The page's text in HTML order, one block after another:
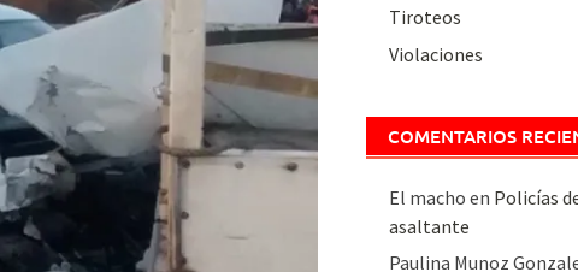
Tiroteos
Violaciones
COMENTARIOS
El macho en Policías
asaltante
Paulina Munoz